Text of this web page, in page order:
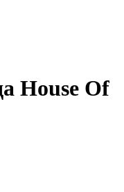
House Of